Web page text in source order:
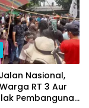
Nasional,
RT 3 Aur
Pembangunan